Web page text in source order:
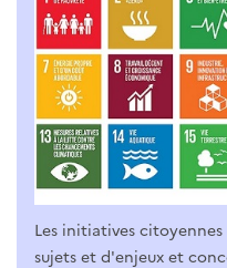
Les initiatives
sujets et d'enjeux et